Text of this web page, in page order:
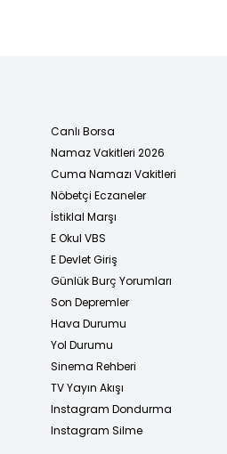
Canlı Borsa
Namaz Vakitleri 2026
Cuma Namazı Vakitleri
Nöbetçi Eczaneler
İstiklal Marşı
E Okul VBS
E Devlet Giriş
Günlük Burç Yorumları
Son Depremler
Hava Durumu
Yol Durumu
Sinema Rehberi
TV Yayın Akışı
Instagram Dondurma
Instagram Silme